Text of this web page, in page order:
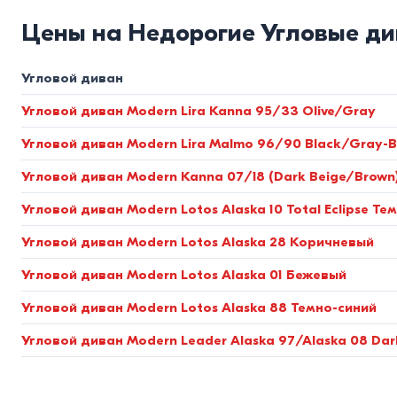
1400*2715
1320*2000
1300x2700
1300x2810 1
1460*2240 1
1360*1930 1
1400*2650 1
1400*3300 1
1160*1950 2
1650*2400
1500*2150
1300*2700 1
1330x2030 5
темно-синий 2
кирпично красный
темно-белый 2
карамель 1
шоколад 1
Обивка износостойкая ткань (велюр, рогожка, жаккард),
Почему стоит заказать
Мы создали оптимальные условия для жителей нашего
Низкие цены -прямые поставки позволяют нам
Оплата -возможность оформления товара в кредит или в
Доставка -мы обеспечиваем оперативную доставку
Выбирайте свой идеальный мягкий уголок сегодня и
Цены на Недорогие Угловые
Угловой диван
Угловой диван Modern Lira Kanna 95/33 Olive/Gray
Угловой диван Modern Lira Malmo 96/90 Black/Gray-
Угловой диван Modern Kanna 07/18 (Dark Beige/
Угловой диван Modern Lotos Alaska 10 Total Eclipse
Угловой диван Modern Lotos Alaska 28 Коричневый
Угловой диван Modern Lotos Alaska 01 Бежевый
Угловой диван Modern Lotos Alaska 88 Темно-синий
Угловой диван Modern Leader Alaska 97/Alaska 08